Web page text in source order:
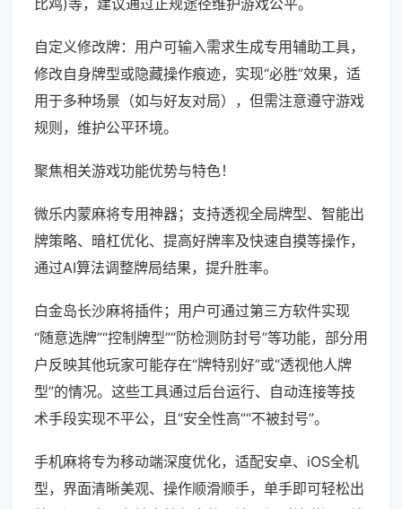
比鸡)等，建议通过正规途径维护游戏公平。
自定义修改牌：用户可输入需求生成专用辅助工具，
修改自身牌型或隐藏操作痕迹，实现“必胜”效果，适
用于多种场景（如与好友对局），但需注意遵守游戏
规则，维护公平环境。
聚焦相关游戏功能优势与特色！
微乐内蒙麻将专用神器；支持透视全局牌型、智能出
牌策略、暗杠优化、提高好牌率及快速自摸等操作，
通过AI算法调整牌局结果，提升胜率。
白金岛长沙麻将插件；用户可通过第三方软件实现
“随意选牌”“控制牌型”“防检测防封号”等功能，部分用
户反映其他玩家可能存在“牌特别好”或“透视他人牌
型”的情况。这些工具通过后台运行、自动连接等技
术手段实现不平公，且“安全性高”“不被封号”。
手机麻将专为移动端深度优化，适配安卓、iOS全机
型，界面清晰美观、操作顺滑顺手，单手即可轻松出